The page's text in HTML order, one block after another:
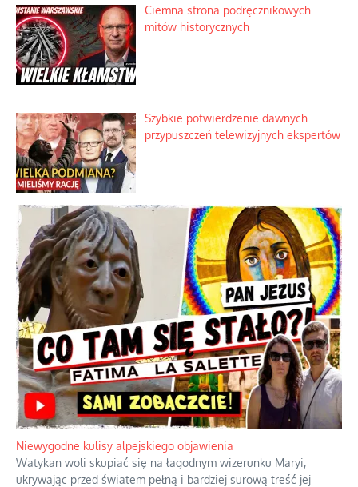
Ciemna strona podręcznikowych
mitów historycznych
Szybkie potwierdzenie dawnych
przypuszczeń telewizyjnych ekspertów
Niewygodne kulisy alpejskiego objawienia
Watykan woli skupiać się na łagodnym wizerunku Maryi,
ukrywając przed światem pełną i bardziej surową treść jej